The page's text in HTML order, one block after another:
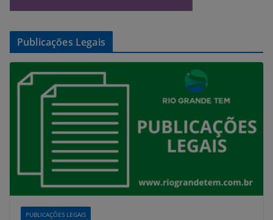
Publicações Legais
PUBLICAÇÕES LEGAIS